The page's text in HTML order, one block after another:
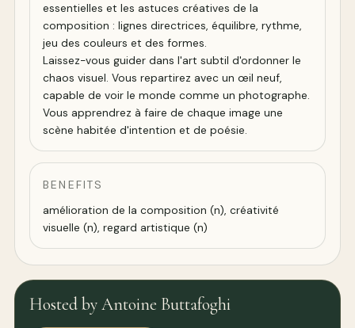
essentielles et les astuces créatives de la
composition : lignes directrices, équilibre, rythme,
jeu des couleurs et des formes.
Laissez-vous guider dans l'art subtil d'ordonner le
chaos visuel. Vous repartirez avec un œil neuf,
capable de voir le monde comme un photographe.
Vous apprendrez à faire de chaque image une
scène habitée d'intention et de poésie.
BENEFITS
amélioration de la composition (n), créativité
visuelle (n), regard artistique (n)
Hosted by Antoine Buttafoghi